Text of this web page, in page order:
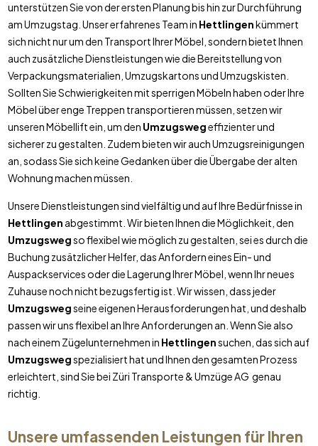
unterstützen Sie von der ersten Planung bis hin zur Durchführung
am Umzugstag. Unser erfahrenes Team in Hettlingenkümmert
sich nicht nur um den Transport Ihrer Möbel, sondern bietet Ihnen
auch zusätzliche Dienstleistungen wie die Bereitstellung von
Verpackungsmaterialien, Umzugskartons und Umzugskisten.
Sollten Sie Schwierigkeiten mit sperrigen Möbeln haben oder Ihre
Möbel über enge Treppen transportieren müssen, setzen wir
unseren Möbellift ein, um den Umzugswegeffizienter und
sicherer zu gestalten. Zudem bieten wir auch Umzugsreinigungen
an, sodass Sie sich keine Gedanken über die Übergabe der alten
Wohnung machen müssen.
Unsere Dienstleistungen sind vielfältig und auf Ihre Bedürfnisse in
Hettlingen abgestimmt. Wir bieten Ihnen die Möglichkeit, den
Umzugswegso flexibel wie möglich zu gestalten, sei es durch die
Buchung zusätzlicher Helfer, das Anfordern eines Ein- und
Auspackservices oder die Lagerung Ihrer Möbel, wenn Ihr neues
Zuhause noch nicht bezugsfertig ist. Wir wissen, dass jeder
Umzugswegseine eigenen Herausforderungen hat, und deshalb
passen wir uns flexibel an Ihre Anforderungen an. Wenn Sie also
nach einem Zügelunternehmen in Hettlingensuchen, das sich auf
Umzugswegspezialisiert hat und Ihnen den gesamten Prozess
erleichtert, sind Sie bei Züri Transporte & Umzüge AG genau
richtig.
Unsere umfassenden Leistungen für Ihren